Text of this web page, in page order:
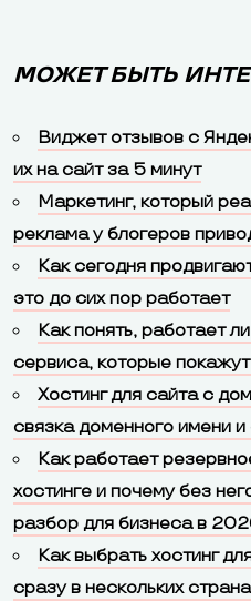
МОЖЕТ БЫТЬ
Виджет отзывов с
их на сайт за 5 минут
Маркетинг, который
реклама у блогеров
Как сегодня
это до сих пор работает
Как понять, работает
сервиса, которые
Хостинг для сайта с
связка доменного имени
Как работает
хостинге и почему без
разбор для бизнеса в
Как выбрать хостинг
сразу в нескольких